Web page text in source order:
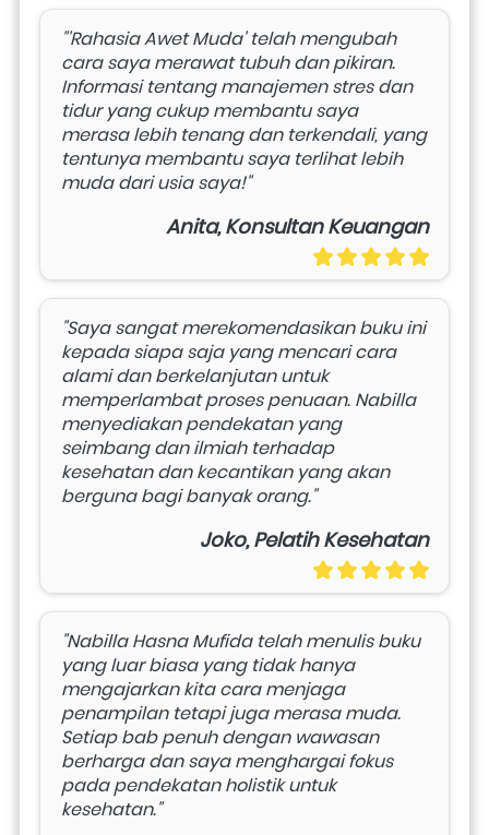
"'Rahasia Awet Muda' telah mengubah
cara saya merawat tubuh dan pikiran.
Informasi tentang manajemen stres dan
tidur yang cukup membantu saya
merasa lebih tenang dan terkendali, yang
tentunya membantu saya terlihat lebih
muda dari usia saya!"
Anita, Konsultan Keuangan
"Saya sangat merekomendasikan buku ini
kepada siapa saja yang mencari cara
alami dan berkelanjutan untuk
memperlambat proses penuaan. Nabilla
menyediakan pendekatan yang
seimbang dan ilmiah terhadap
kesehatan dan kecantikan yang akan
berguna bagi banyak orang."
Joko, Pelatih Kesehatan
"Nabilla Hasna Mufida telah menulis buku
yang luar biasa yang tidak hanya
mengajarkan kita cara menjaga
penampilan tetapi juga merasa muda.
Setiap bab penuh dengan wawasan
berharga dan saya menghargai fokus
pada pendekatan holistik untuk
kesehatan."